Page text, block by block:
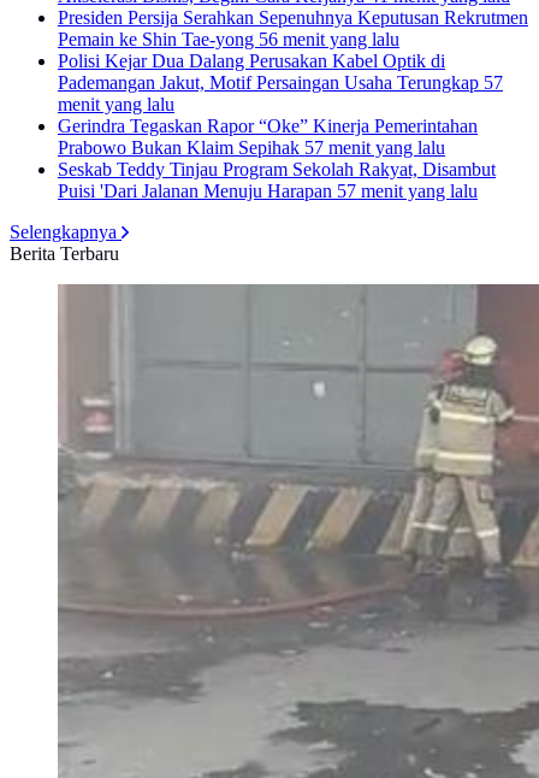
Presiden Persija Serahkan Sepenuhnya Keputusan Rekrutmen
Pemain ke Shin Tae-yong 56 menit yang lalu
Polisi Kejar Dua Dalang Perusakan Kabel Optik di
Pademangan Jakut, Motif Persaingan Usaha Terungkap 57
menit yang lalu
Gerindra Tegaskan Rapor “Oke” Kinerja Pemerintahan
Prabowo Bukan Klaim Sepihak 57 menit yang lalu
Seskab Teddy Tinjau Program Sekolah Rakyat, Disambut
Puisi 'Dari Jalanan Menuju Harapan 57 menit yang lalu
Selengkapnya
Berita Terbaru